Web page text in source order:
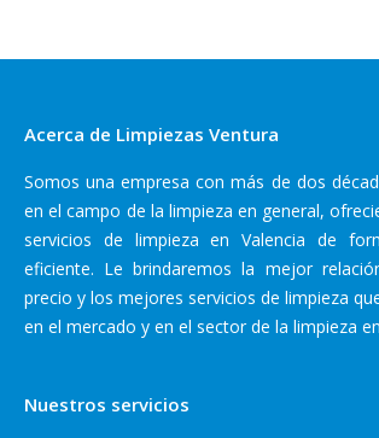
Acerca de Limpiezas Ventura
Somos una empresa con más de dos
en el campo de la limpieza en general,
servicios de limpieza en Valencia de
eficiente. Le brindaremos la mejor
precio y los mejores servicios de limpieza
en el mercado y en el sector de la limpieza
Nuestros servicios